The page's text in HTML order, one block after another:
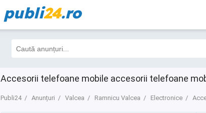
publi24.ro
Accesorii telefoane mobile accesorii telefoane
Publi24 Anunțuri Valcea Ramnicu Valcea Electronice
Filtre 3 Toate
6